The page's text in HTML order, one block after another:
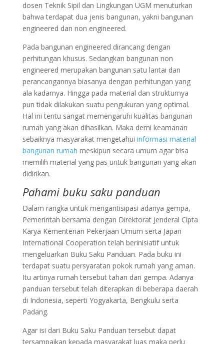
dosen Teknik Sipil dan Lingkungan UGM menuturkan
bahwa terdapat dua jenis bangunan, yakni bangunan
engineered dan non engineered.
Pada bangunan engineered dirancang dengan
perhitungan khusus. Sedangkan bangunan non
engineered merupakan bangunan satu lantai dan
perancangannya biasanya dengan perhitungan yang
ala kadarnya. Hingga pada material dan strukturnya
pun tidak dilakukan suatu pengukuran yang optimal.
Hal ini tentu sangat memengaruhi kualitas bangunan
rumah yang akan dihasilkan. Maka demi keamanan
sebaiknya masyarakat mengetahui informasi material
bangunan rumah meskipun secara umum agar bisa
memilih material yang pas untuk bangunan yang akan
didirikan.
Pahami buku saku panduan
Dalam rangka untuk mengantisipasi adanya gempa,
Pemerintah bersama dengan Direktorat Jenderal Cipta
Karya Kementerian Pekerjaan Umum serta Japan
International Cooperation telah berinisiatif untuk
mengeluarkan Buku Saku Panduan. Pada buku ini
terdapat suatu persyaratan pokok rumah yang aman.
Itu artinya rumah tersebut tahan dari gempa. Adanya
panduan tersebut telah diterapkan di beberapa daerah
di Indonesia, seperti Yogyakarta, Bengkulu serta
Padang.
Agar isi dari Buku Saku Panduan tersebut dapat
tersampaikan kepada masyarakat luas maka perlu